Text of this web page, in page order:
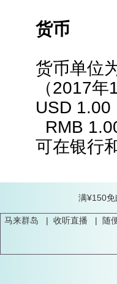
货币
货币单位为
（2017年1
USD
RMB
可在银行和
满
马来群岛 |收听直播 | 随